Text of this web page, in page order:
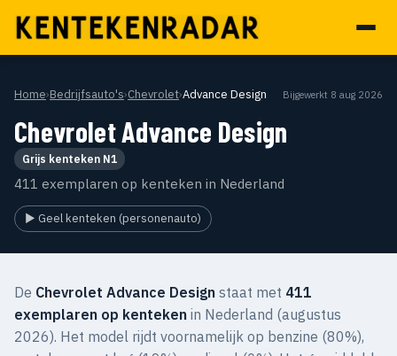
Home›Bedrijfsauto's›Chevrolet›Advance Design Bijgewerkt 8 aug 2026
Chevrolet Advance Design
Grijs kenteken N1
411 exemplaren op kenteken in Nederland
▶ Geel kenteken (personenauto)
De Chevrolet Advance Design staat met 411
exemplaren op kenteken in Nederland (augustus
2026). Het model rijdt voornamelijk op benzine (80%),